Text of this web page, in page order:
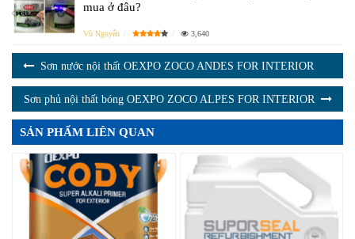
mua ở đâu?
Vũ Nguyễn 3,640
Sơn nước nội thất OEXPO ZOCO ANDES FOR INTERIOR
Sơn phủ nội thất bóng OEXPO ZOCO ALPES FOR INTERIOR
SẢN PHẨM LIÊN QUAN